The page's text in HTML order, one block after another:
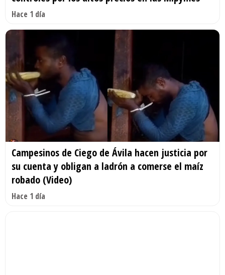
Hace 1 día
Campesinos de Ciego de Ávila hacen justicia por
su cuenta y obligan a ladrón a comerse el maíz
robado (Video)
Hace 1 día